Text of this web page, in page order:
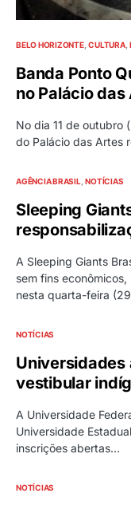
BELO HORIZONTE CULTURA
Banda Ponto
no Palácio das
No dia 11 de outubro
do Palácio das Artes
AGÊNCIA BRASIL NOTÍCIAS
Sleeping
A Sleeping Giants
sem fins
nesta quarta-feira
NOTÍCIAS
Universidades
vestibular
A Universidade
Universidade
inscrições abertas…
NOTÍCIAS